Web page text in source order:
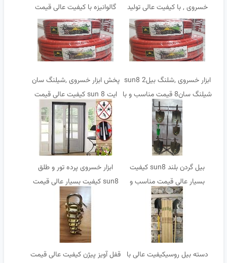
خسروی , با کیفیت عالی تولید
شده
گالوانیزه با کیفیت عالی قیمت
مناسب
ابزار خسروی ,شلنگ بیل2 sun8
شیلنگ سان8 قیمت مناسب و با
کیفیت
پخش ابزار خسروی ,شیلنگ سان
ایت sun 8 کیفیت عالی قیمت
مناسب
بیل گردن بلند sun8 کیفیت
بسیار عالی قیمت مناسب و
ضمانت تعویض
ابزار خسروی پرده تور و طلق
sun8 کیفیت بسیار عالی قیمت
مناسب
دسته بیل روسیکیفیت عالی با قفل آویز پیژن کیفیت عالی قیمت